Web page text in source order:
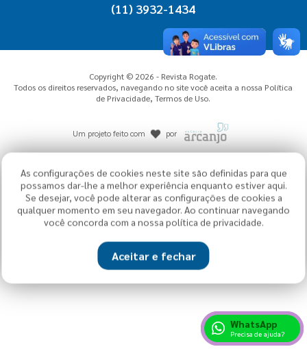
As configurações de cookies neste site são definidas para que
possamos dar-lhe a melhor experiência enquanto estiver aqui.
Se desejar, você pode alterar as configurações de cookies a
qualquer momento em seu navegador. Ao continuar navegando
você concorda com a nossa política de privacidade.
Aceitar e fechar
(11) 3932-1434
Copyright © 2026 - Revista Rogate.
Todos os direitos reservados, navegando no site você aceita a nossa Política
de Privacidade,Termos de Uso.
Um projeto feito com por
WhatsApp
Precisa de ajuda?